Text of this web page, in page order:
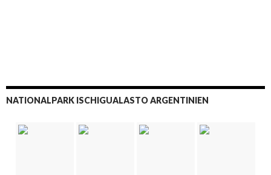
NATIONALPARK ISCHIGUALASTO ARGENTINIEN